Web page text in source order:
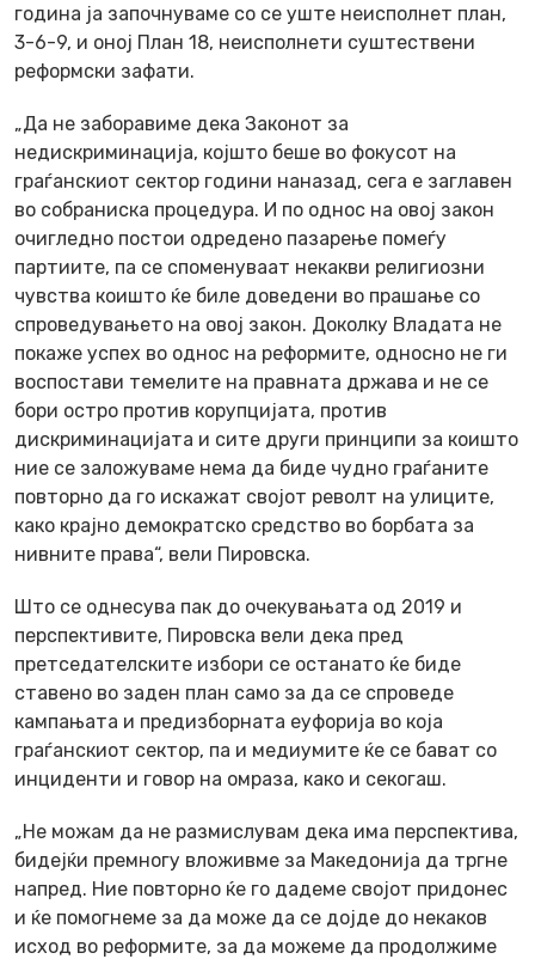
година ја започнуваме со се уште неисполнет план,
3-6-9, и оној План 18, неисполнети суштествени
реформски зафати.
„Да не заборавиме дека Законот за
недискриминација, којшто беше во фокусот на
граѓанскиот сектор години наназад, сега е заглавен
во собраниска процедура. И по однос на овој закон
очигледно постои одредено пазарење помеѓу
партиите, па се споменуваат некакви религиозни
чувства коишто ќе биле доведени во прашање со
спроведувањето на овој закон. Доколку Владата не
покаже успех во однос на реформите, односно не ги
воспостави темелите на правната држава и не се
бори остро против корупцијата, против
дискриминацијата и сите други принципи за коишто
ние се заложуваме нема да биде чудно граѓаните
повторно да го искажат својот револт на улиците,
како крајно демократско средство во борбата за
нивните права“, вели Пировска.
Што се однесува пак до очекувањата од 2019 и
перспективите, Пировска вели дека пред
претседателските избори се останато ќе биде
ставено во заден план само за да се спроведе
кампањата и предизборната еуфорија во која
граѓанскиот сектор, па и медиумите ќе се бават со
инциденти и говор на омраза, како и секогаш.
„Не можам да не размислувам дека има перспектива,
бидејќи премногу вложивме за Македонија да тргне
напред. Ние повторно ќе го дадеме својот придонес
и ќе помогнеме за да може да се дојде до некаков
исход во реформите, за да можеме да продолжиме